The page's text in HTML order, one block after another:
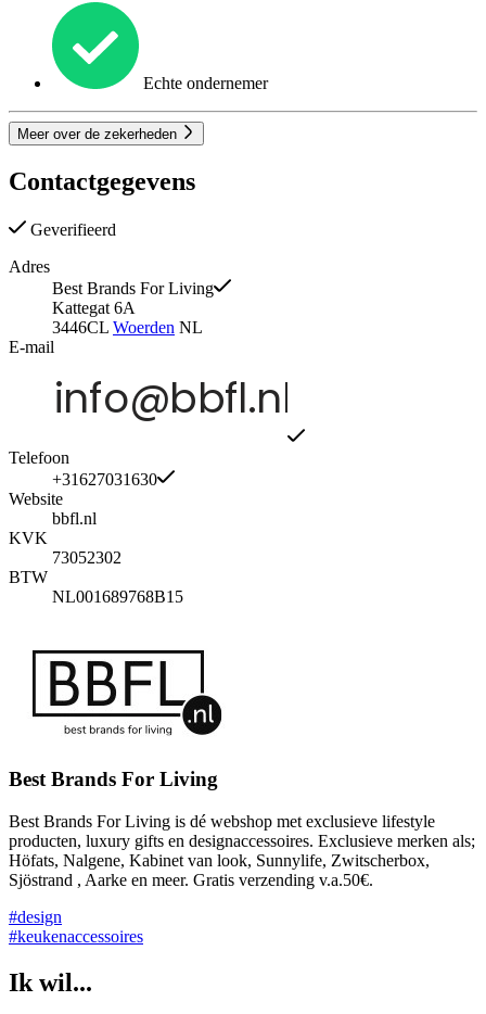
Echte ondernemer
Meer over de zekerheden
Contactgegevens
Geverifieerd
Adres
Best Brands For Living
Kattegat 6A
3446CL Woerden NL
E-mail
Telefoon
+31627031630
Website
bbfl.nl
KVK
73052302
BTW
NL001689768B15
Best Brands For Living
Best Brands For Living is dé webshop met exclusieve lifestyle
producten, luxury gifts en designaccessoires. Exclusieve merken als;
Höfats, Nalgene, Kabinet van look, Sunnylife, Zwitscherbox,
Sjöstrand , Aarke en meer. Gratis verzending v.a.50€.
#design
#keukenaccessoires
Ik wil...